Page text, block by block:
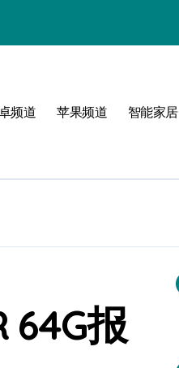
频道 苹果频道 智能家居
64G报